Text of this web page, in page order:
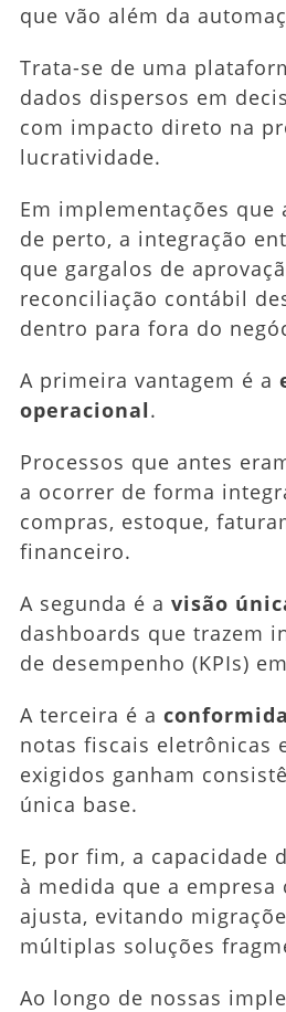
que vão além da
Trata-se de uma
dados dispersos em
com impacto direto na
lucratividade.
Em implementações que
de perto, a integração
que gargalos de
reconciliação contábil
dentro para fora do
A primeira vantagem é a
operacional.
Processos que antes
a ocorrer de forma
compras, estoque,
financeiro.
A segunda é a visão
dashboards que trazem
de desempenho (KPIs)
A terceira é a
notas fiscais eletrônicas
exigidos ganham
única base.
E, por fim, a capacidade
à medida que a empresa
ajusta, evitando
múltiplas soluções
Ao longo de nossas